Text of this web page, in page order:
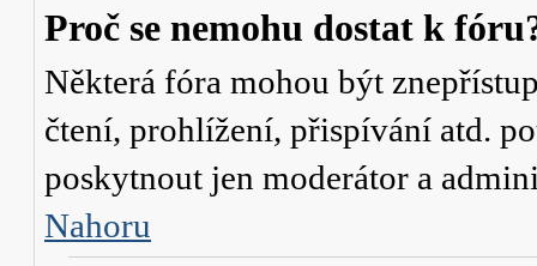
Proč se nemohu dostat k
Některá fóra mohou být
čtení, prohlížení, přispívání atd.
poskytnout jen moderátor a
Nahoru